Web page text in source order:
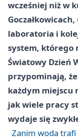
wcześniej niż w
laboratoria i
system, którego
Światowy Dzień
przypominają,
każdym miejscu
jak wiele pracy
wydaje się
Zanim woda